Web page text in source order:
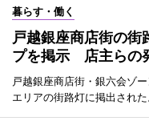
暮らす・働く
戸越銀座商店街の街
プを掲示 店主らの
戸越銀座商店街・銀六会ゾ
エリアの街路灯に掲出された